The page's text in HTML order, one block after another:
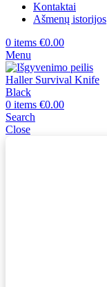
Kontaktai
Ašmenų istorijos
0 items €0.00
Menu
0 items €0.00
Search
Close